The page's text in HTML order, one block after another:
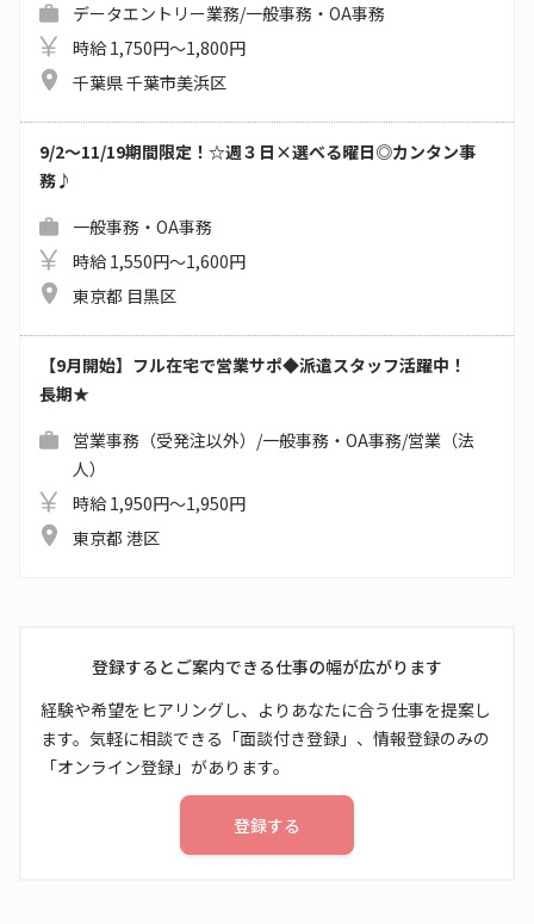
データエントリー業務/一般事務・OA事務
時給 1,750円～1,800円
千葉県 千葉市美浜区
9/2～11/19期間限定！☆週３日×選べる曜日◎カンタン事
務♪
一般事務・OA事務
時給 1,550円～1,600円
東京都 目黒区
【9月開始】フル在宅で営業サポ◆派遣スタッフ活躍中！
長期★
営業事務（受発注以外）/一般事務・OA事務/営業（法
人）
時給 1,950円～1,950円
東京都 港区
登録するとご案内できる仕事の幅が広がります
経験や希望をヒアリングし、よりあなたに合う仕事を提案し
ます。気軽に相談できる「面談付き登録」、情報登録のみの
「オンライン登録」があります。
登録する